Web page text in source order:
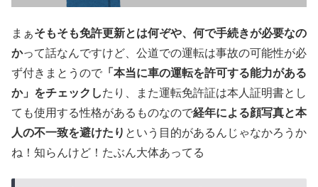
まぁそもそも免許更新とは何ぞや、何で手続きが必要なの
かって話なんですけど、公道での運転は事故の可能性が必
ず付きまとうので 「本当に車の運転を許可する能力がある
か」をチェックしたり、また運転免許証は本人証明書とし
ても使用する性格があるものなので経年による顔写真と本
人の不一致を避けたり という目的があるんじゃなかろうか
ね！知らんけど！たぶん大体あってる